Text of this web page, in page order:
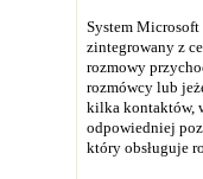
System Microsoft
zintegrowany z
rozmowy
rozmówcy lub
kilka kontaktów,
odpowiedniej
który obsługuje